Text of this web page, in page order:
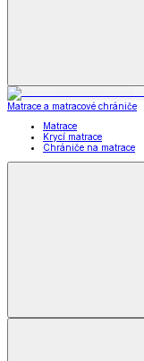
Matrace a matracové chrániče
Matrace
Krycí matrace
Chrániče na matrace